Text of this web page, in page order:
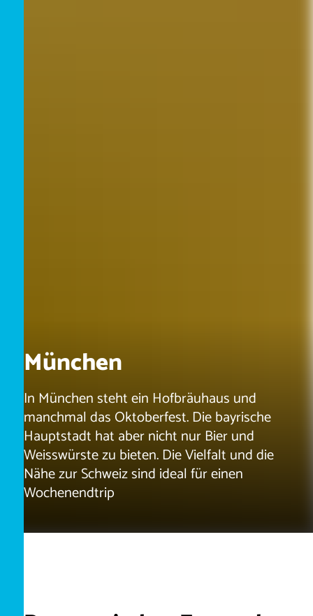
München
In München steht ein Hofbräuhaus und
manchmal das Oktoberfest. Die bayrische
Hauptstadt hat aber nicht nur Bier und
Weisswürste zu bieten. Die Vielfalt und die
Nähe zur Schweiz sind ideal für einen
Wochenendtrip